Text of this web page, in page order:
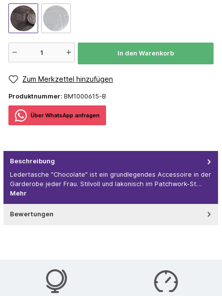
In den Warenkorb
Zum Merkzettel hinzufügen
Produktnummer: BM1000615-B
Über WhatѕApp anfragеn
Beschreibung
Ledertasche "Chocolate" ist ein grundlegendes Accessoire in der
Garderobe jeder Frau. Stilvoll und lakonisch im Patchwork-St…
Mehr
Bewertungen